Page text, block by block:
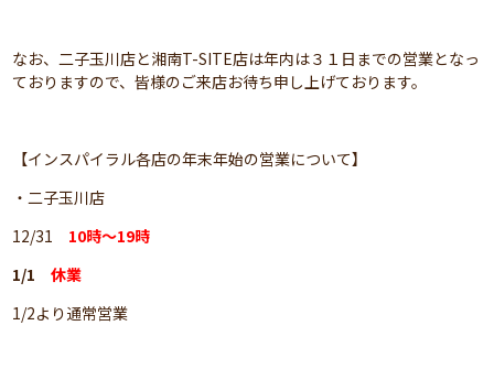
なお、二子玉川店と湘南T-SITE店は年内は３１日までの営業となっ
ておりますので、皆様のご来店お待ち申し上げております。
【インスパイラル各店の年末年始の営業について】
・二子玉川店
12/31 10時～19時
1/1休業
1/2より通常営業